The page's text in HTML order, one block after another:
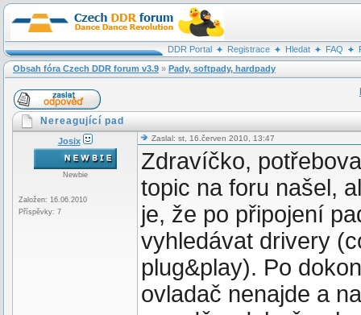
DDR Portal Registrace Hledat FAQ
Obsah fóra Czech DDR forum v3.9 » Pady, softpady, hardpady
Nereagující pad
Josix
Newbie
Založen: 16.06.2010
Příspěvky: 7
Zaslal: st, 16.červen 2010, 13:47
Zdravíčko,
topic na foru našel,
je, že po připojení
vyhledávat drivery
plug&play). Po
ovladač nenajde a